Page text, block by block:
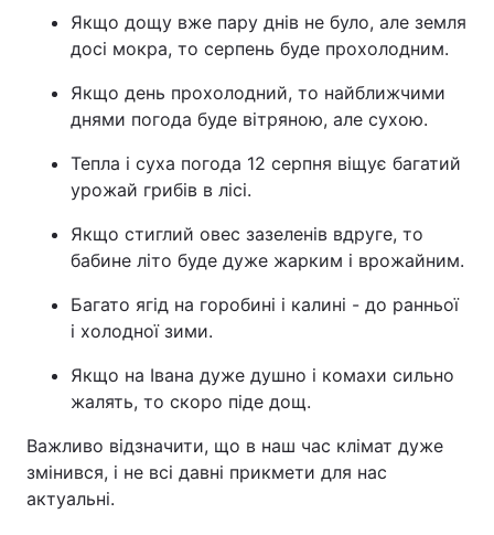
Якщо дощу вже пару днів не було, але земля
досі мокра, то серпень буде прохолодним.
Якщо день прохолодний, то найближчими
днями погода буде вітряною, але сухою.
Тепла і суха погода 12 серпня віщує багатий
урожай грибів в лісі.
Якщо стиглий овес зазеленів вдруге, то
бабине літо буде дуже жарким і врожайним.
Багато ягід на горобині і калині - до ранньої
і холодної зими.
Якщо на Івана дуже душно і комахи сильно
жалять, то скоро піде дощ.
Важливо відзначити, що в наш час клімат дуже
змінився, і не всі давні прикмети для нас
актуальні.